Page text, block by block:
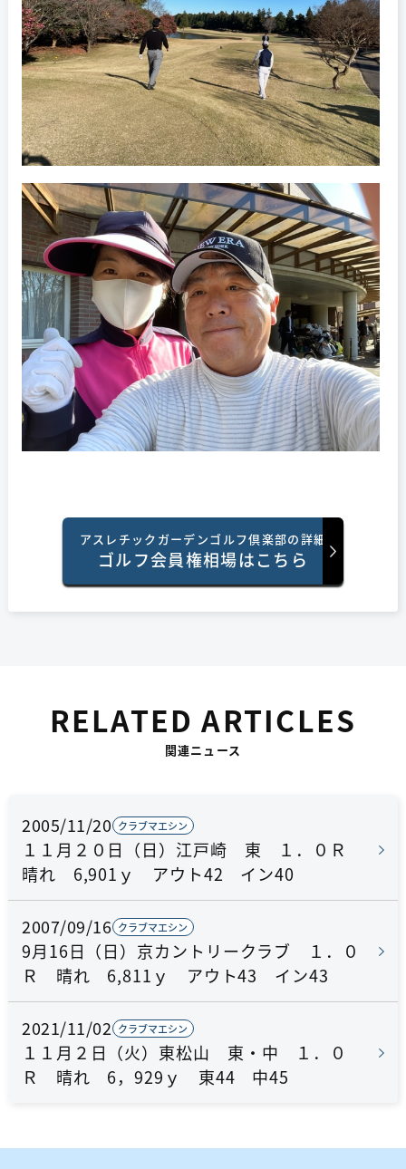
アスレチックガーデンゴルフ倶楽部の詳細
ゴルフ会員権相場はこちら
RELATED ARTICLES
関連ニュース
2005/11/20 クラブマエシン
１１月２０日（日）江戸崎 東 １．０Ｒ
晴れ 6,901ｙ アウト42 イン40
2007/09/16 クラブマエシン
9月16日（日）京カントリークラブ １．０
Ｒ 晴れ 6,811ｙ アウト43 イン43
2021/11/02 クラブマエシン
１１月２日（火）東松山 東・中 １．０
Ｒ 晴れ 6，929ｙ 東44 中45